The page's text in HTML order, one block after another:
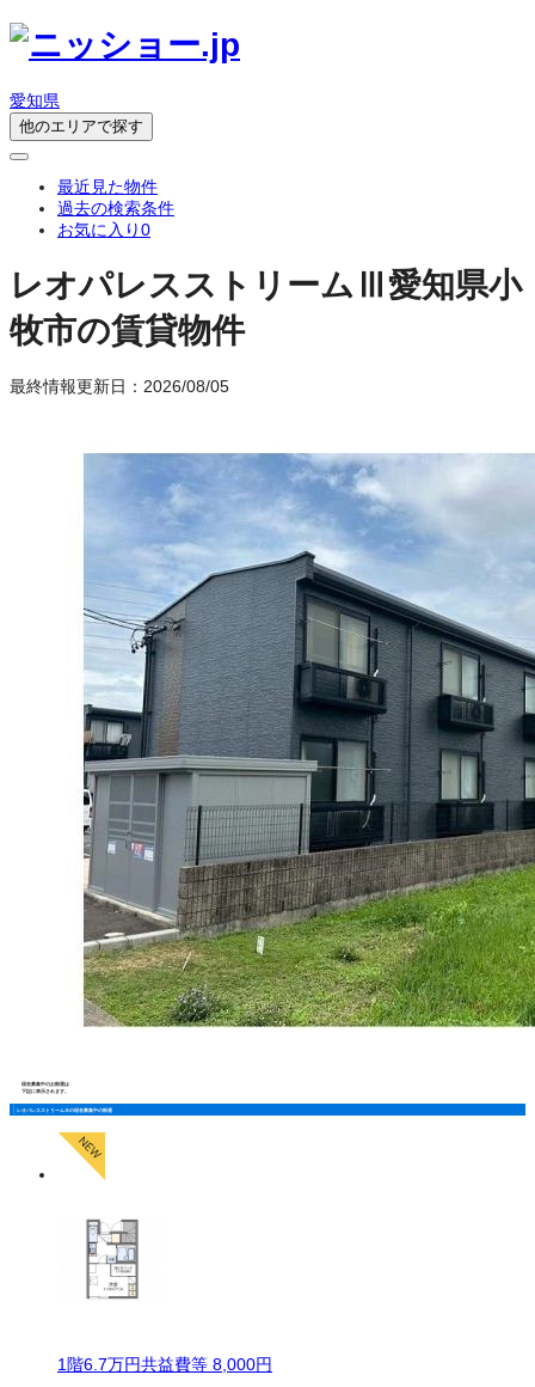
愛知県
他のエリアで探す
最近見た物件
過去の検索条件
お気に入り0
レオパレスストリームⅢ 愛知県小
牧市の賃貸物件
最終情報更新日：2026/08/05
現在募集中のお部屋は
下記に表示されます。
レオパレスストリームⅢの現在募集中の部屋
1階6.7万円共益費等 8,000円